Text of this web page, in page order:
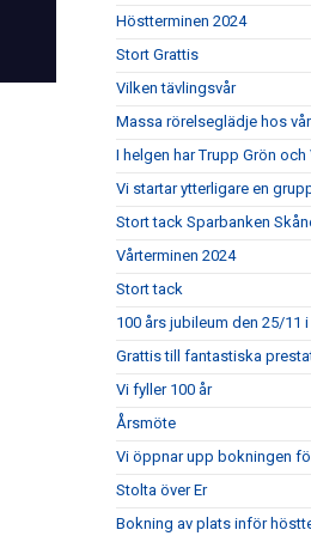
Höstterminen 2024
Stort Grattis
Vilken tävlingsvår
Massa rörelseglädje hos
I helgen har Trupp Grön
Vi startar ytterligare en
Stort tack Sparbanken
Vårterminen 2024
Stort tack
100 års jubileum den 25/11
Grattis till fantastiska
Vi fyller 100 år
Årsmöte
Vi öppnar upp bokningen
Stolta över Er
Bokning av plats inför